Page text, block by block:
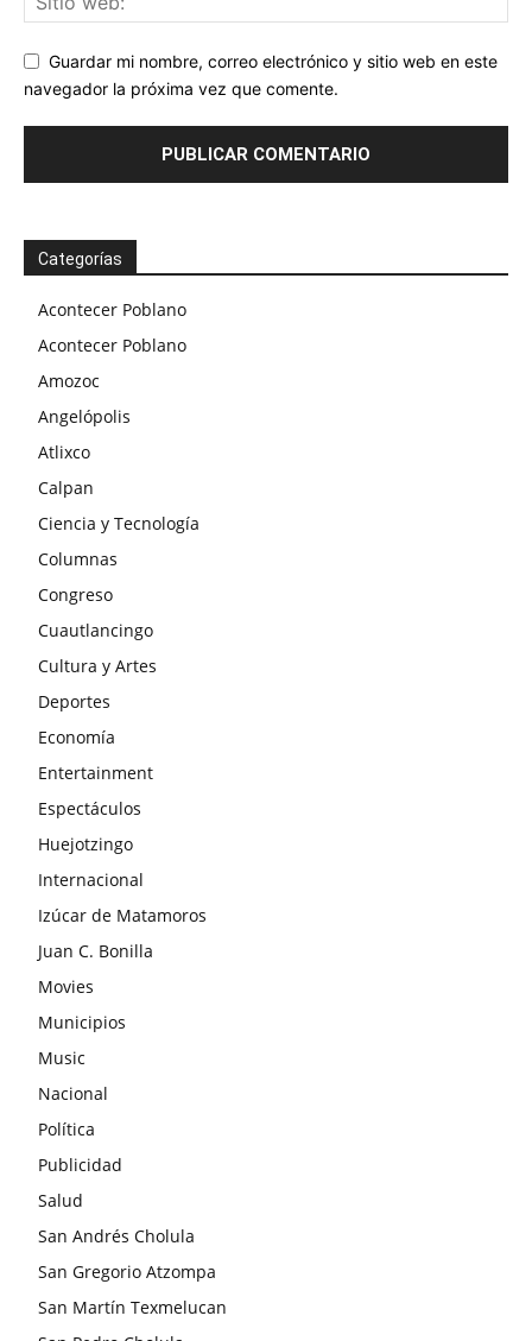
Guardar mi nombre, correo electrónico y sitio web en este
navegador la próxima vez que comente.
Categorías
Acontecer Poblano
Acontecer Poblano
Amozoc
Angelópolis
Atlixco
Calpan
Ciencia y Tecnología
Columnas
Congreso
Cuautlancingo
Cultura y Artes
Deportes
Economía
Entertainment
Espectáculos
Huejotzingo
Internacional
Izúcar de Matamoros
Juan C. Bonilla
Movies
Municipios
Music
Nacional
Política
Publicidad
Salud
San Andrés Cholula
San Gregorio Atzompa
San Martín Texmelucan